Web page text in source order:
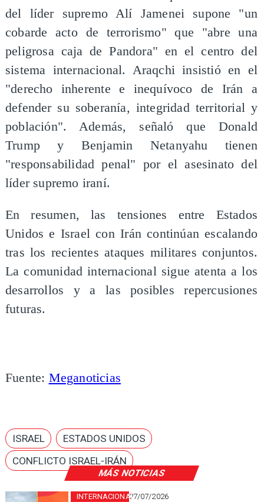
MÁS NOTICIAS
27/07/2026
INTERNACIONAL
del líder supremo Alí Jamenei supone "un
cobarde acto de terrorismo" que "abre una
peligrosa caja de Pandora" en el centro del
sistema internacional. Araqchi insistió en el
"derecho inherente e inequívoco de Irán a
defender su soberanía, integridad territorial y
población". Además, señaló que Donald
Trump y Benjamin Netanyahu tienen
"responsabilidad penal" por el asesinato del
líder supremo iraní.
En resumen, las tensiones entre Estados
Unidos e Israel con Irán continúan escalando
tras los recientes ataques militares conjuntos.
La comunidad internacional sigue atenta a los
desarrollos y a las posibles repercusiones
futuras.
Fuente: Meganoticias
ISRAEL
ESTADOS UNIDOS
CONFLICTO ISRAEL-IRÁN